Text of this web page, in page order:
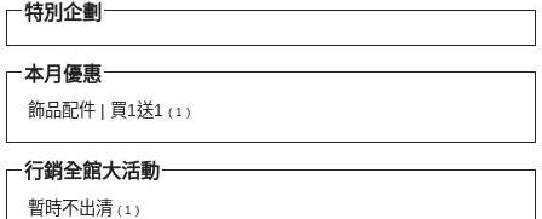
特別企劃
本月優惠
飾品配件 | 買1送1 ( 1 )
行銷全館大活動
暫時不出清 ( 1 )